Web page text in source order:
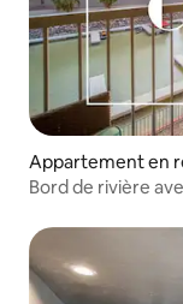
Appartement en
Bord de rivière